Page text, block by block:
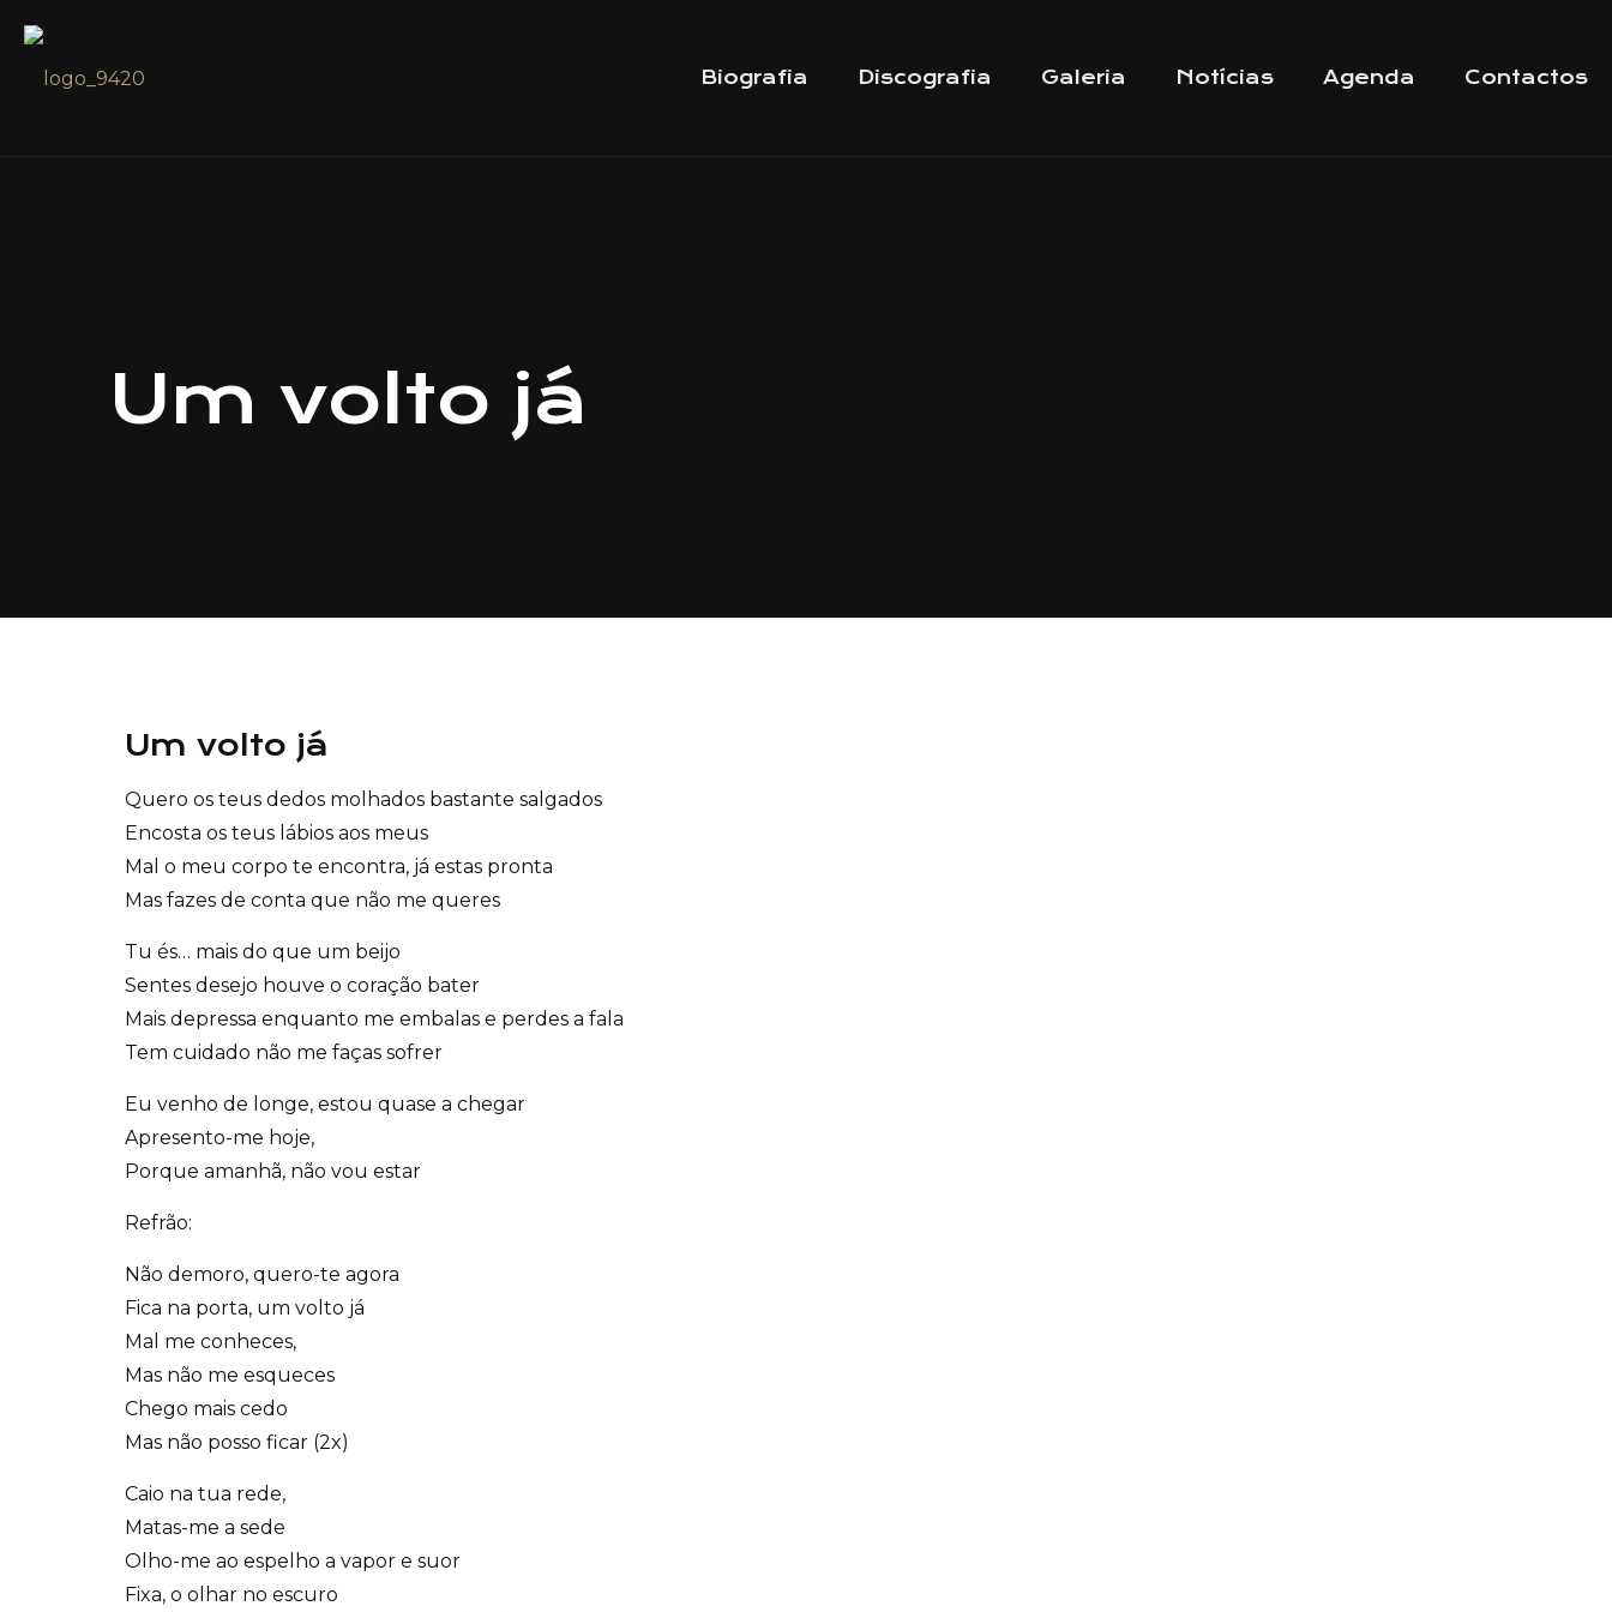
Biografia Discografia Galeria Notícias Agenda Contactos
Um volto já
Um volto já
Quero os teus dedos molhados bastante salgados
Encosta os teus lábios aos meus
Mal o meu corpo te encontra, já estas pronta
Mas fazes de conta que não me queres
Tu és… mais do que um beijo
Sentes desejo houve o coração bater
Mais depressa enquanto me embalas e perdes a fala
Tem cuidado não me faças sofrer
Eu venho de longe, estou quase a chegar
Apresento-me hoje,
Porque amanhã, não vou estar
Refrão:
Não demoro, quero-te agora
Fica na porta, um volto já
Mal me conheces,
Mas não me esqueces
Chego mais cedo
Mas não posso ficar (2x)
Caio na tua rede,
Matas-me a sede
Olho-me ao espelho a vapor e suor
Fixa, o olhar no escuro